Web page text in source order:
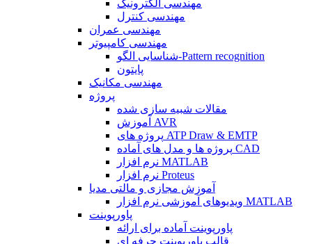
مهندسی الکترونیک
مهندسی کنترل
مهندسی عمران
مهندسی کامپیوتر
شناسایی الگو-Pattern recognition
پایتون
مهندسی مکانیک
پروژه
مقالات شبیه سازی شده
آموزش AVR
پروژه های ATP Draw & EMTP
پروژه ها و مدل های آماده CAD
نرم افزار MATLAB
نرم افزار Proteus
آموزش مجازی و مالتی مدیا
ویدیوهای آموزشی نرم افزار MATLAB
پاورپوینت
پاورپوینت آماده برای ارائه
قالب پاورپوینت حرفه ای